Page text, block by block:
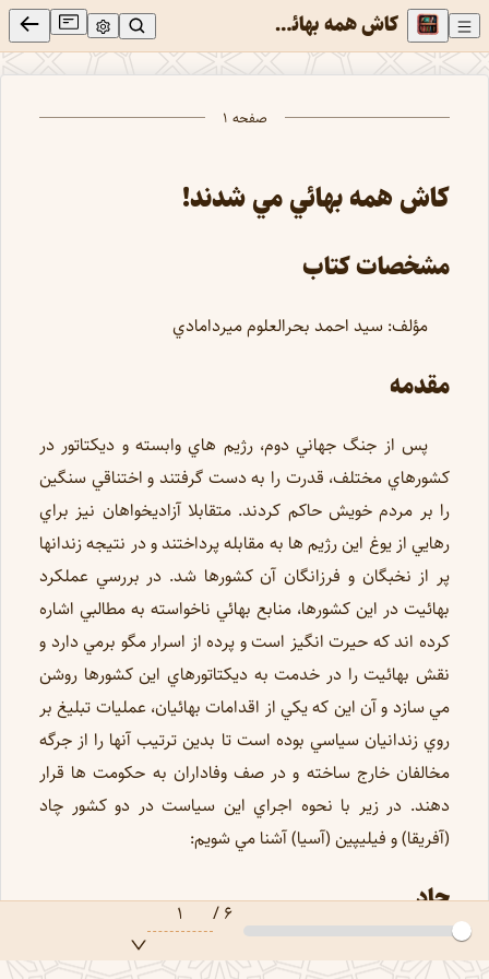
كاش همه بهائي مي شدند !! احمد بحرالعلوم میردامادی
صفحه ۱
كاش همه بهائي مي شدند!
مشخصات كتاب
مؤلف: سيد احمد بحرالعلوم ميردامادي
مقدمه
پس از جنگ جهاني دوم، رژيم هاي وابسته و ديكتاتور در
كشورهاي مختلف، قدرت را به دست گرفتند و اختناقي سنگين
را بر مردم خويش حاكم كردند. متقابلا آزاديخواهان نيز براي
رهايي از يوغ اين رژيم ها به مقابله پرداختند و در نتيجه زندانها
پر از نخبگان و فرزانگان آن كشورها شد. در بررسي عملكرد
بهائيت در اين كشورها، منابع بهائي ناخواسته به مطالبي اشاره
كرده اند كه حيرت انگيز است و پرده از اسرار مگو برمي دارد و
نقش بهائيت را در خدمت به ديكتاتورهاي اين كشورها روشن
مي سازد و آن اين كه يكي از اقدامات بهائيان، عمليات تبليغ بر
روي زندانيان سياسي بوده است تا بدين ترتيب آنها را از جرگه
مخالفان خارج ساخته و در صف وفاداران به حكومت ها قرار
دهند. در زير با نحوه اجراي اين سياست در دو كشور چاد
(آفريقا) و فيليپين (آسيا) آشنا مي شويم:
چاد
اين كشور در دوران استعمار، مستعمره فرانسه بوده و به
۶ / ۱